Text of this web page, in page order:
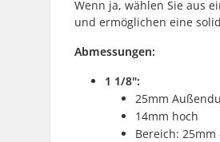
Wenn ja, wählen Sie aus
und ermöglichen eine
Abmessungen:
1 1/8":
25mm
14mm hoch
Bereich: 25mm